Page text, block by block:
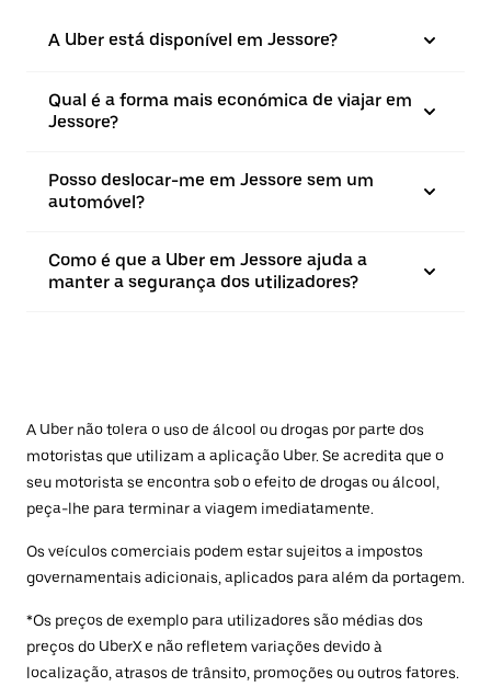
A Uber está disponível em Jessore?
Qual é a forma mais económica de viajar em
Jessore?
Posso deslocar-me em Jessore sem um
automóvel?
Como é que a Uber em Jessore ajuda a
manter a segurança dos utilizadores?
A Uber não tolera o uso de álcool ou drogas por parte dos
motoristas que utilizam a aplicação Uber. Se acredita que o
seu motorista se encontra sob o efeito de drogas ou álcool,
peça-lhe para terminar a viagem imediatamente.
Os veículos comerciais podem estar sujeitos a impostos
governamentais adicionais, aplicados para além da portagem.
*Os preços de exemplo para utilizadores são médias dos
preços do UberX e não refletem variações devido à
localização, atrasos de trânsito, promoções ou outros fatores.